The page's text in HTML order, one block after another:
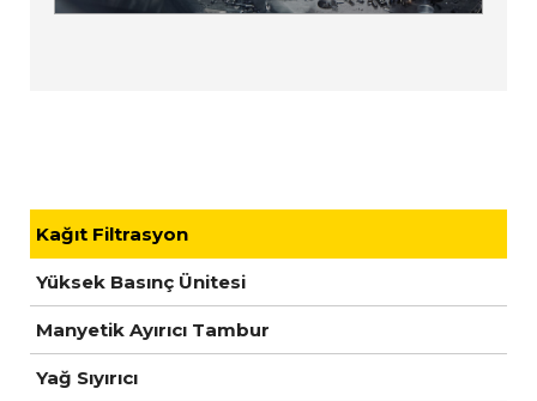
Kağıt Filtrasyon
Yüksek Basınç Ünitesi
Manyetik Ayırıcı Tambur
Yağ Sıyırıcı